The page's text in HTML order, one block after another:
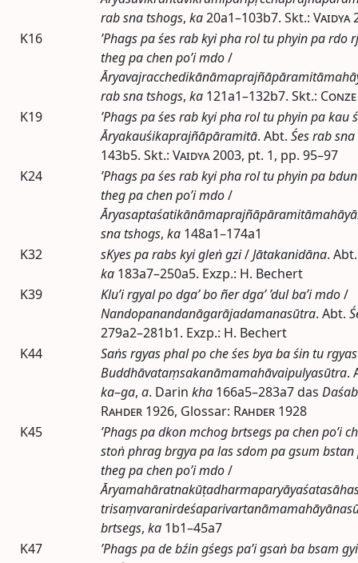
rab sna tshogs, ka20a1–103b7. Skt.: Vaidya
K16
’Phags pa śes rab kyi pha rol tu phyin pa rdo
theg pa chen po’i mdo/
rab sna tshogs, ka 121a1–132b7. Skt.: Conze
K19
’Phags pa śes rab kyi pha rol tu phyin pa kau
Āryakauśikaprajñāpāramitā. Abt. Śes rab
143b5. Skt.: Vaidya2003, pt. 1, pp. 95–97
K24
’Phags pa śes rab kyi pha rol tu phyin pa
theg pa chen po’i mdo/
sna tshogs, ka 148a1–174a1
K32
sKyes pa rabs kyi gleṅ gzi/Jātakanidāna. Abt.
ka 183a7–250a5. Exzp.: H. Bechert
K39
Klu’i rgyal po dga’ bo ñer dga’ ’dul ba’i mdo/
Nandopanandanāgarājadamanasūtra. Abt.
279a2–281b1. Exzp.: H. Bechert
K44
Saṅs rgyas phal po che śes bya ba śin tu
Buddhāvataṃsakanāmamahāvaipulyasūtra.
ka–ga, a. Darin kha 166a5–283a7 das
Rahder 1926, Glossar: Rahder 1928
K45
’Phags pa dkon mchog brtsegs pa chen po’i
stoṅ phrag brgya pa las sdom pa gsum bstan
theg pa chen po’i mdo/
brtsegs, ka 1b1–45a7
K47
’Phags pa de bźin gśegs pa’i gsaṅ ba bsam